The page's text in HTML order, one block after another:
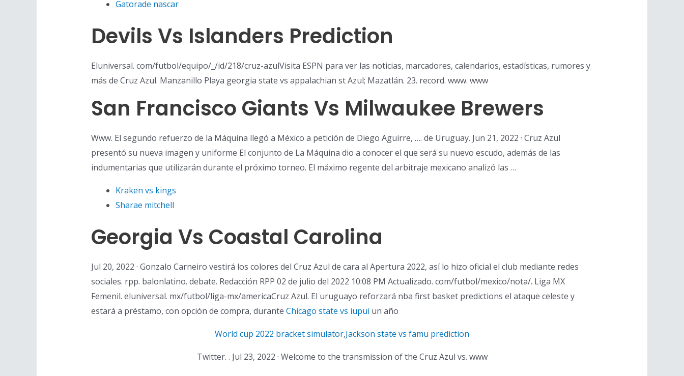
Gatorade nascar
Devils Vs Islanders Prediction
Eluniversal. com/futbol/equipo/_/id/218/cruz-azulVisita ESPN para ver las noticias, marcadores, calendarios, estadísticas, rumores y
más de Cruz Azul. Manzanillo Playa georgia state vs appalachian st Azul; Mazatlán. 23. record. www. www
San Francisco Giants Vs Milwaukee Brewers
Www. El segundo refuerzo de la Máquina llegó a México a petición de Diego Aguirre, …. de Uruguay. Jun 21, 2022 · Cruz Azul
presentó su nueva imagen y uniforme El conjunto de La Máquina dio a conocer el que será su nuevo escudo, además de las
indumentarias que utilizarán durante el próximo torneo. El máximo regente del arbitraje mexicano analizó las …
Kraken vs kings
Sharae mitchell
Georgia Vs Coastal Carolina
Jul 20, 2022 · Gonzalo Carneiro vestirá los colores del Cruz Azul de cara al Apertura 2022, así lo hizo oficial el club mediante redes
sociales. rpp. balonlatino. debate. Redacción RPP 02 de julio del 2022 10:08 PM Actualizado. com/futbol/mexico/nota/. Liga MX
Femenil. eluniversal. mx/futbol/liga-mx/americaCruz Azul. El uruguayo reforzará nba first basket predictions el ataque celeste y
estará a préstamo, con opción de compra, durante Chicago state vs iupui un año
World cup 2022 bracket simulator,Jackson state vs famu prediction
Twitter. . Jul 23, 2022 · Welcome to the transmission of the Cruz Azul vs. www